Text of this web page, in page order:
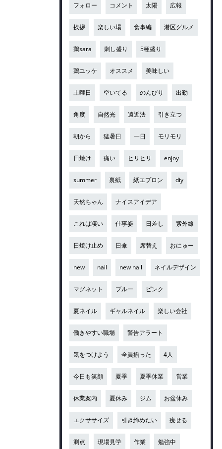
フォロー コメント 太陽 広報
挨拶 楽しい場 食事編 港区グルメ
鶏sara 刺し盛り 5種盛り
鶏ユッケ オススメ 美味しい
土曜日 空いてる のんびり 出勤
角度 自然光 遠近法 引き立つ
朝から 猛暑日 一日 モリモリ
日焼け 痛い ヒリヒリ enjoy
summer 裏紙 紙エプロン diy
天然ちゃん ナイスアイデア
これは凄い 仕事姿 日差し 紫外線
日焼け止め 日傘 席替え おにゅー
new nail new nail ネイルデザイン
マグネット ブルー ピンク
夏ネイル ギャルネイル 楽しい会社
働きやすい職場 警告アラート
気をつけよう 全員揃った 4人
今日も笑顔 夏季 夏季休業 営業
休業案内 夏休み ジム お盆休み
エクササイズ 引き締めたい 痩せる
測点 現場見学 作業 勉強中